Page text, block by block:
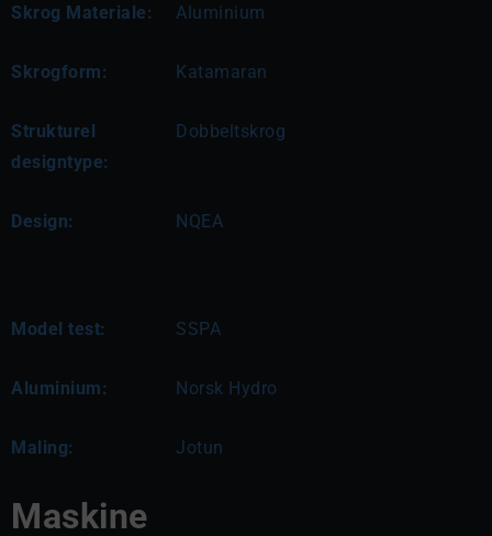
Skrog Materiale: Aluminium
Skrogform: Katamaran
Strukturel
designtype:
Dobbeltskrog
Design: NQEA
Model test: SSPA
Aluminium: Norsk Hydro
Maling: Jotun
Maskine